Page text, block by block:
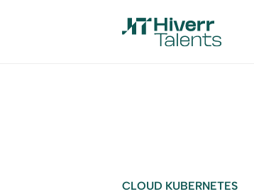
CLOUD KUBERNETES